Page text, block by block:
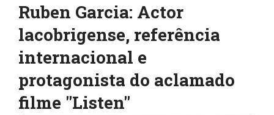
Ruben Garcia: Actor
lacobrigense, referência
internacional e
protagonista do aclamado
filme "Listen"